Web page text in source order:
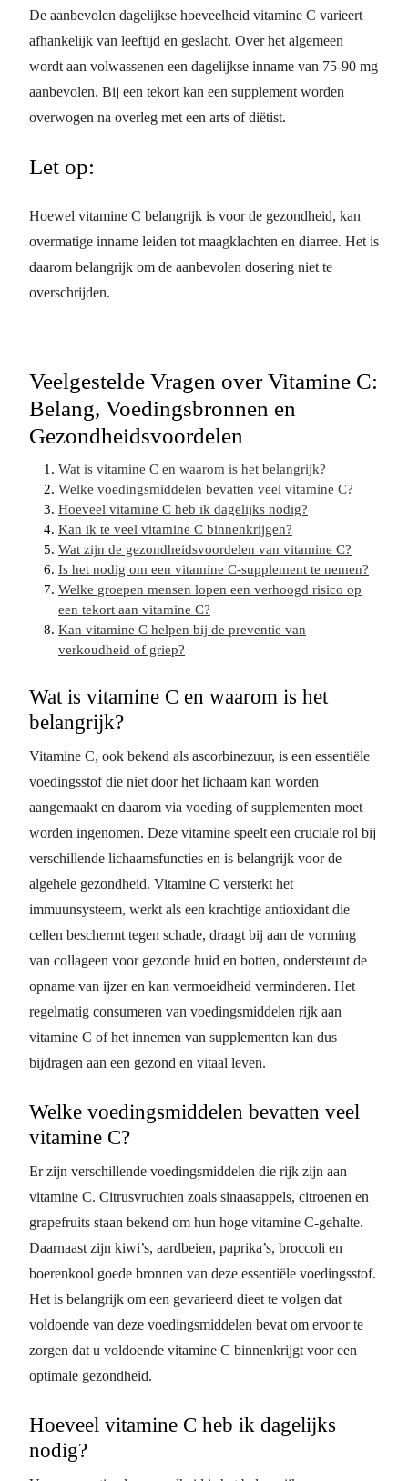
De aanbevolen dagelijkse hoeveelheid vitamine C varieert
afhankelijk van leeftijd en geslacht. Over het algemeen
wordt aan volwassenen een dagelijkse inname van 75-90 mg
aanbevolen. Bij een tekort kan een supplement worden
overwogen na overleg met een arts of diëtist.
Let op:
Hoewel vitamine C belangrijk is voor de gezondheid, kan
overmatige inname leiden tot maagklachten en diarree. Het is
daarom belangrijk om de aanbevolen dosering niet te
overschrijden.
Veelgestelde Vragen over Vitamine C:
Belang, Voedingsbronnen en
Gezondheidsvoordelen
Wat is vitamine C en waarom is het belangrijk?
Welke voedingsmiddelen bevatten veel vitamine C?
Hoeveel vitamine C heb ik dagelijks nodig?
Kan ik te veel vitamine C binnenkrijgen?
Wat zijn de gezondheidsvoordelen van vitamine C?
Is het nodig om een vitamine C-supplement te nemen?
Welke groepen mensen lopen een verhoogd risico op
een tekort aan vitamine C?
Kan vitamine C helpen bij de preventie van
verkoudheid of griep?
Wat is vitamine C en waarom is het
belangrijk?
Vitamine C, ook bekend als ascorbinezuur, is een essentiële
voedingsstof die niet door het lichaam kan worden
aangemaakt en daarom via voeding of supplementen moet
worden ingenomen. Deze vitamine speelt een cruciale rol bij
verschillende lichaamsfuncties en is belangrijk voor de
algehele gezondheid. Vitamine C versterkt het
immuunsysteem, werkt als een krachtige antioxidant die
cellen beschermt tegen schade, draagt bij aan de vorming
van collageen voor gezonde huid en botten, ondersteunt de
opname van ijzer en kan vermoeidheid verminderen. Het
regelmatig consumeren van voedingsmiddelen rijk aan
vitamine C of het innemen van supplementen kan dus
bijdragen aan een gezond en vitaal leven.
Welke voedingsmiddelen bevatten veel
vitamine C?
Er zijn verschillende voedingsmiddelen die rijk zijn aan
vitamine C. Citrusvruchten zoals sinaasappels, citroenen en
grapefruits staan bekend om hun hoge vitamine C-gehalte.
Daarnaast zijn kiwi’s, aardbeien, paprika’s, broccoli en
boerenkool goede bronnen van deze essentiële voedingsstof.
Het is belangrijk om een gevarieerd dieet te volgen dat
voldoende van deze voedingsmiddelen bevat om ervoor te
zorgen dat u voldoende vitamine C binnenkrijgt voor een
optimale gezondheid.
Hoeveel vitamine C heb ik dagelijks
nodig?